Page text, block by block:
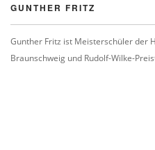
GUNTHER FRITZ
Gunther Fritz ist Meisterschüler der
Braunschweig und Rudolf-Wilke-